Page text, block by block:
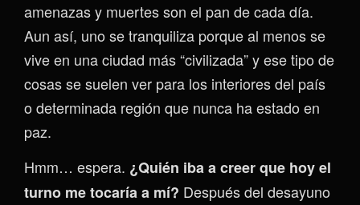
amenazas y muertes son el pan de cada día.
Aun así, uno se tranquiliza porque al menos se
vive en una ciudad más “civilizada” y ese tipo de
cosas se suelen ver para los interiores del país
o determinada región que nunca ha estado en
paz.
Hmm… espera. ¿Quién iba a creer que hoy el
turno me tocaría a mí? Después del desayuno